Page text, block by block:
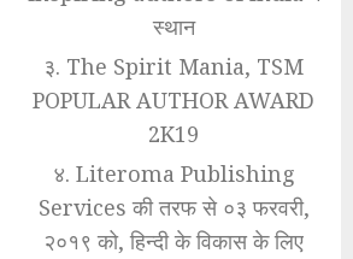
स्थान
३. The Spirit Mania, TSM
POPULAR AUTHOR AWARD
2K19
४. Literoma Publishing
Services की तरफ से ०३ फरवरी,
२०१९ को, हिन्दी के विकास के लिए